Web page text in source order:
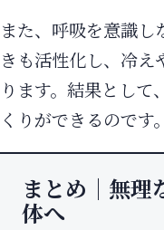
また、呼吸を意識
きも活性化し、冷
ります。結果とし
くりができるのです。
まとめ｜無理
体へ